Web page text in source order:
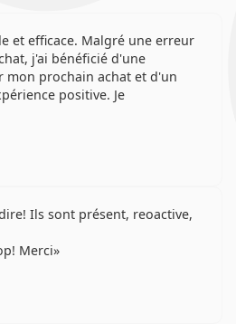
et efficace. Malgré une erreur
j'ai bénéficié d'une
mon prochain achat et d'un
positive. Je
Ils sont présent, reoactive,
Merci